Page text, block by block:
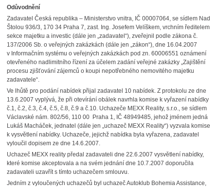
Odůvodnění
Zadavatel Česká republika – Ministerstvo vnitra, IČ 00007064, se sídlem Nad
Štolou 936/3, 170 34 Praha 7, zast. Ing. Josefem Velíškem, vrchním ředitelem
sekce majetku a investic (dále jen „zadavatel“), zveřejnil podle zákona č.
137/2006 Sb. o veřejných zakázkách (dále jen „zákon“), dne 16.04.2007
v Informačním systému o veřejných zakázkách pod zn. 60006551 oznámení
otevřeného nadlimitního řízení za účelem zadání veřejné zakázky „Zajištění
procesu zjišťování zájemců o koupi nepotřebného nemovitého majetku
zadavatele“.
Ve lhůtě pro podání nabídek přijal zadavatel 10 nabídek. Z protokolu ze dne
13.6.2007 vyplývá, že při otevírání obálek navrhla komise k vyřazení nabídky
č.1, č.2, č.3, č.4, č.5, č.8, č.9 a č.10. Uchazeče MEXX Reality, s.r.o., se sídlem
Václavské nám. 802/56, 110 00 Praha 1, IČ 48949485, jehož jménem jedná
Lukáš Macháček, jednatel (dále jen „uchazeč MEXX Reality“) vyzvala komise
k vysvětlení nabídky. Uchazeče, jejichž nabídka byla vyřazena, zadavatel
vyloučil dopisem ze dne 14.6.2007.
Uchazeč MEXX reality předal zadavateli dne 22.6.2007 vysvětlení nabídky,
které komise akceptovala a na svém jednání dne 10.7.2007 doporučila
zadavateli uzavřít s tímto uchazečem smlouvu.
Jedním z vyloučených uchazečů byl uchazeč Autoklub Bohemia Assistance,